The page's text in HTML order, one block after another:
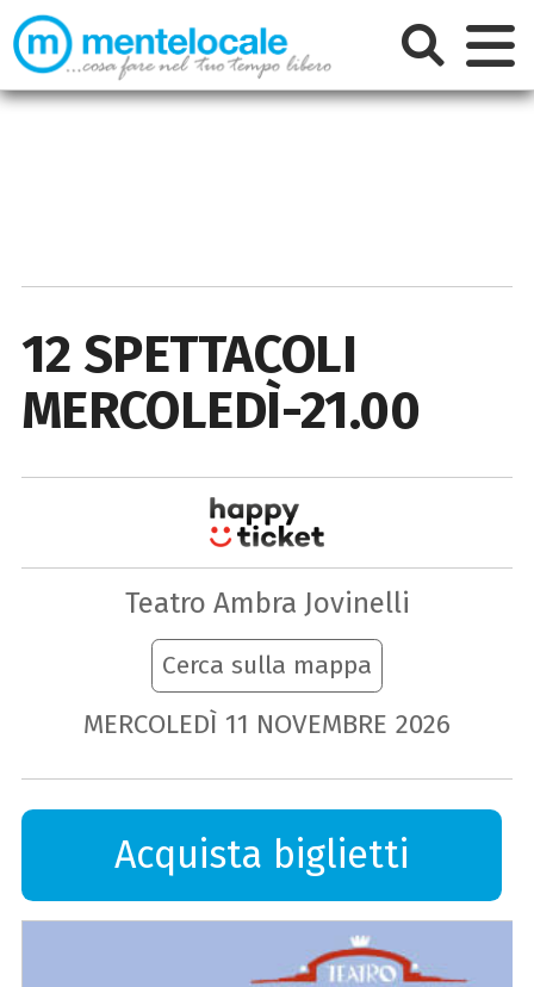
12 SPETTACOLI
MERCOLEDÌ-21.00
Teatro Ambra Jovinelli
Cerca sulla mappa
MERCOLEDÌ 11 NOVEMBRE 2026
Acquista biglietti